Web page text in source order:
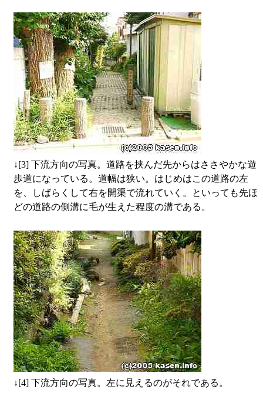
↓[3] 下流方向の写真。道路を挟んだ先からはささやかな遊
歩道になっている。道幅は狭い。はじめはこの道路の左
を、しばらくして右を開渠で流れていく。といっても先ほ
どの道路の側溝に毛が生えた程度の溝である。
↓[4] 下流方向の写真。左に見えるのがそれである。